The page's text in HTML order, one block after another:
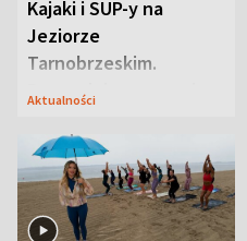
Kajaki i SUP-y na
Jeziorze
Tarnobrzeskim.
Przyrodnicy zwracają
Aktualności